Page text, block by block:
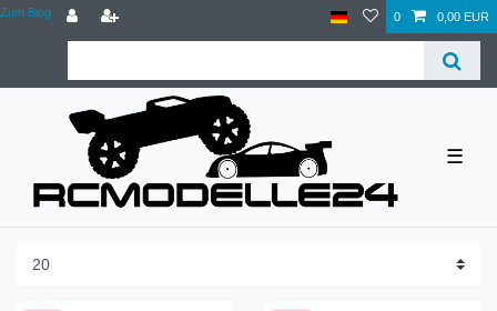
Zum Blog 0 0,00 EUR
☰